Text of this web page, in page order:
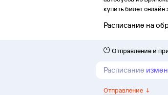
купить билет онлайн
Расписание на
Отправление и
Расписание
Отправление ↓